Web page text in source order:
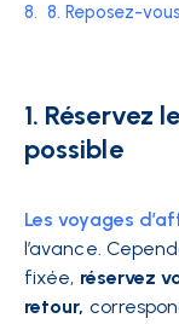
8. 8. Reposez-
1. Réservez
possible
Les voyages
l’avance.
fixée, réservez
retour,